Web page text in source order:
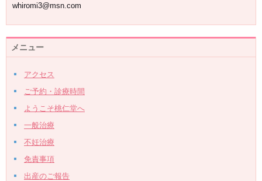
whiromi3@msn.com
メニュー
アクセス
ご予約・診療時間
ようこそ桃仁堂へ
一般治療
不妊治療
免責事項
出産のご報告